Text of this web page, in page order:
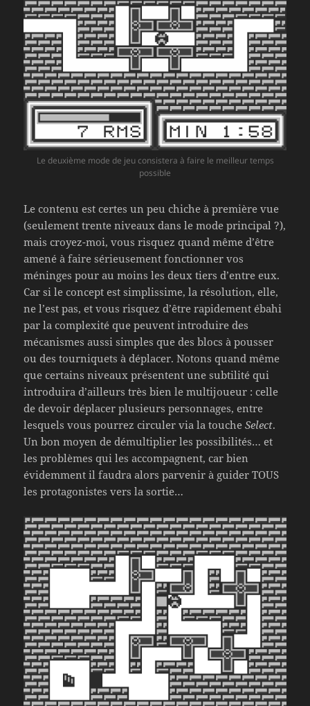
Le deuxième mode de jeu consistera à faire le meilleur temps
possible
Le contenu est certes un peu chiche à première vue
(seulement trente niveaux dans le mode principal ?),
mais croyez-moi, vous risquez quand même d’être
amené à faire sérieusement fonctionner vos
méninges pour au moins les deux tiers d’entre eux.
Car si le concept est simplissime, la résolution, elle,
ne l’est pas, et vous risquez d’être rapidement ébahi
par la complexité que peuvent introduire des
mécanismes aussi simples que des blocs à pousser
ou des tourniquets à déplacer. Notons quand même
que certains niveaux présentent une subtilité qui
introduira d’ailleurs très bien le multijoueur : celle
de devoir déplacer plusieurs personnages, entre
lesquels vous pourrez circuler via la toucheSelect.
Un bon moyen de démultiplier les possibilités… et
les problèmes qui les accompagnent, car bien
évidemment il faudra alors parvenir à guider TOUS
les protagonistes vers la sortie…